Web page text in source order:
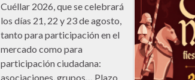
Cuéllar 2026, que se celebrará
los días 21, 22 y 23 de agosto,
tanto para participación en el
mercado como para
participación ciudadana:
asociaciones, grupos… Plazo